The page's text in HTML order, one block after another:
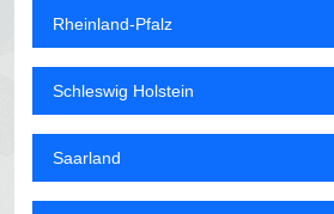
Rheinland-Pfalz
Schleswig Holstein
Saarland